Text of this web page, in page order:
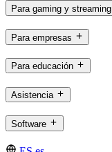
Para gaming y streaming
Para empresas
Para educación
Asistencia
Software